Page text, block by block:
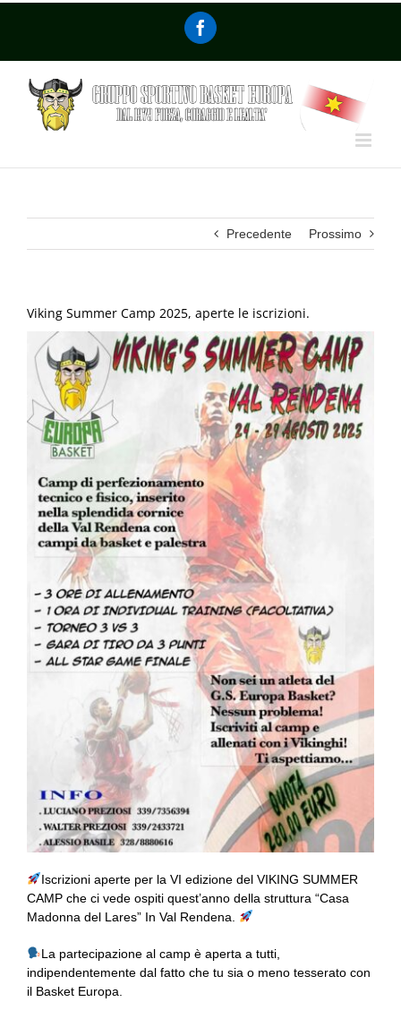
Precedente Prossimo
Viking Summer Camp 2025, aperte le iscrizioni.
Iscrizioni aperte per la VI edizione del VIKING SUMMER
CAMP che ci vede ospiti quest’anno della struttura “Casa
Madonna del Lares” In Val Rendena.
La partecipazione al camp è aperta a tutti,
indipendentemente dal fatto che tu sia o meno tesserato con
il Basket Europa.